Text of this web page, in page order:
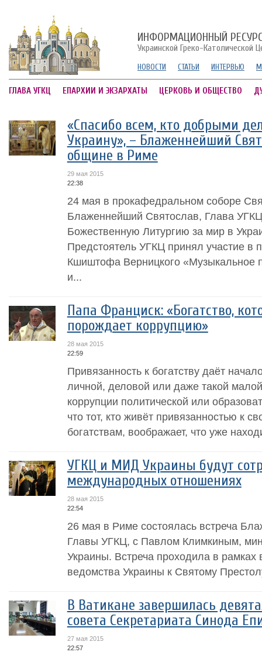
ИНФОРМАЦИОННЫЙ
Украинской Греко-Католической
НОВОСТИ СТАТЬИ ИНТЕРВЬЮ
ГЛАВА УГКЦ ЕПАРХИИ И ЭКЗАРХАТЫ ЦЕРКОВЬ И ОБЩЕСТВО
«Спасибо всем, кто добрыми
Украину», – Блаженнейший
общине в Риме
29 мая 2015
22:38
24 мая в прокафедральном соборе
Блаженнейший Святослав, Глава
Божественную Литургию за мир в
Предстоятель УГКЦ принял участие в
Кшиштофа Верницкого «Музыкальное
и...
Папа Франциск: «Богатство,
порождает коррупцию»
28 мая 2015
22:59
Привязанность к богатству даёт
личной, деловой или даже такой
коррупции политической или
что тот, кто живёт привязанностью к
богатствам, воображает, что уже
УГКЦ и МИД Украины будут
международных отношениях
28 мая 2015
22:54
26 мая в Риме состоялась встреча
Главы УГКЦ, с Павлом Климкиным,
Украины. Встреча проходила в рамках
ведомства Украины к Святому
В Ватикане завершилась
совета Секретариата Синода
27 мая 2015
22:57